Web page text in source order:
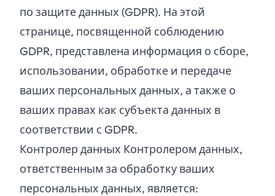
по защите данных (GDPR). На этой
странице, посвященной соблюдению
GDPR, представлена информация о сборе,
использовании, обработке и передаче
ваших персональных данных, а также о
ваших правах как субъекта данных в
соответствии с GDPR.
Контролер данных Контролером данных,
ответственным за обработку ваших
персональных данных, является: